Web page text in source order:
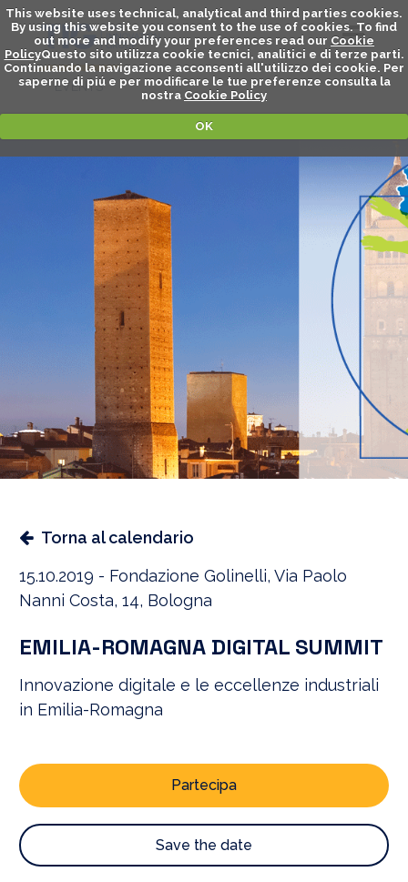
This website uses technical, analytical and third parties cookies.
By using this website you consent to the use of cookies. To find
out more and modify your preferences read our Cookie
PolicyQuesto sito utilizza cookie tecnici, analitici e di terze parti.
Continuando la navigazione acconsenti all'utilizzo dei cookie. Per
saperne di piú e per modificare le tue preferenze consulta la
nostra Cookie Policy
OK
EVENTS
Torna al calendario
15.10.2019 - Fondazione Golinelli, Via Paolo
Nanni Costa, 14, Bologna
EMILIA-ROMAGNA DIGITAL SUMMIT
Innovazione digitale e le eccellenze industriali
in Emilia-Romagna
Partecipa
Save the date